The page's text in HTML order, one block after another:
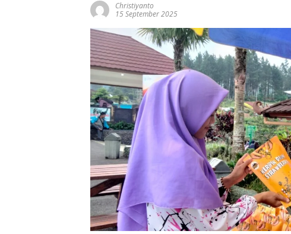
Christiyanto
15 September 2025